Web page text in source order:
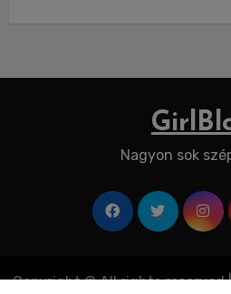
Nagyon sok
Copyright © All rights reserved